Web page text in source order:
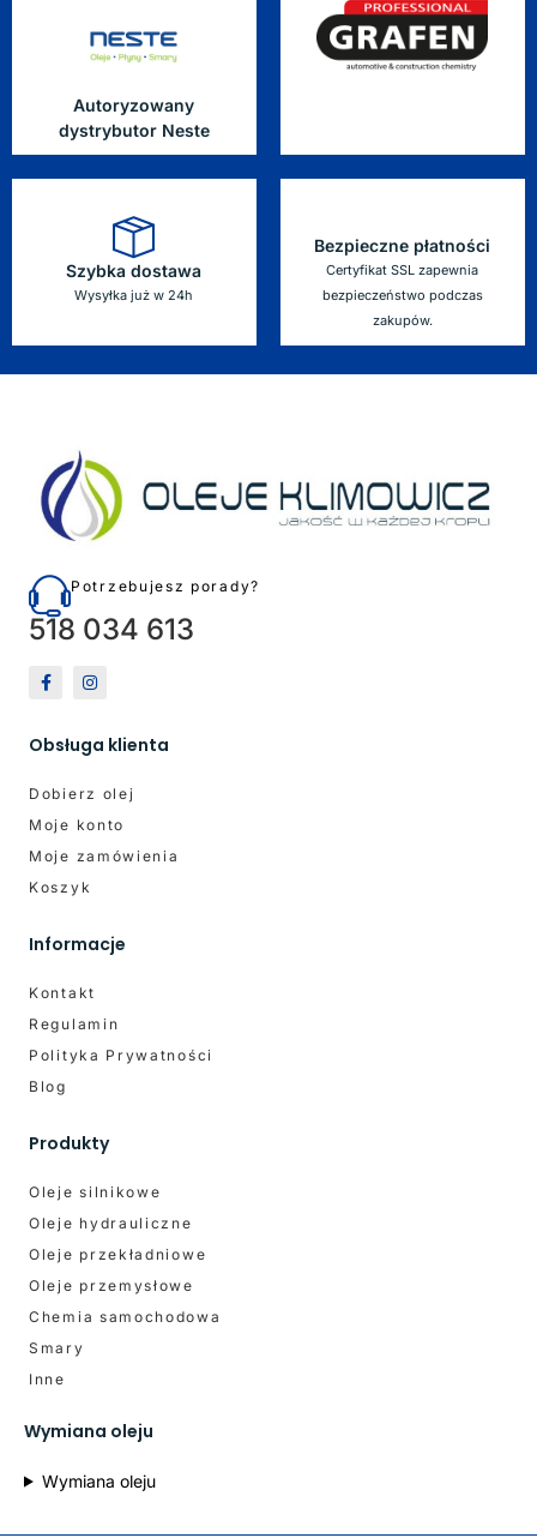
Autoryzowany
dystrybutor Neste
Szybka dostawa
Wysyłka już w 24h
Bezpieczne płatności
Certyfikat SSL zapewnia
bezpieczeństwo podczas
zakupów.
Potrzebujesz porady?
518 034 613
Obsługa klienta
Dobierz olej
Moje konto
Moje zamówienia
Koszyk
Informacje
Kontakt
Regulamin
Polityka Prywatności
Blog
Produkty
Oleje silnikowe
Oleje hydrauliczne
Oleje przekładniowe
Oleje przemysłowe
Chemia samochodowa
Smary
Inne
Wymiana oleju
Wymiana oleju